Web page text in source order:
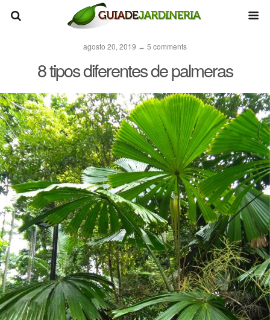
agosto 20, 2019 ↔ 5 comments
8 tipos diferentes de palmeras